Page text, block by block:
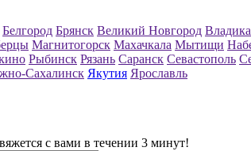
Белгород Брянск Великий Новгород
Магнитогорск Махачкала Мытищи
Рыбинск Рязань Саранск Севастополь
Сахалинск Якутия Ярославль
с вами в течении 3 минут!